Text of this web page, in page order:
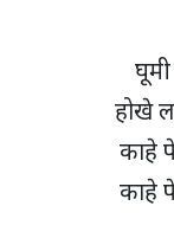
होखे
काहे
काहे